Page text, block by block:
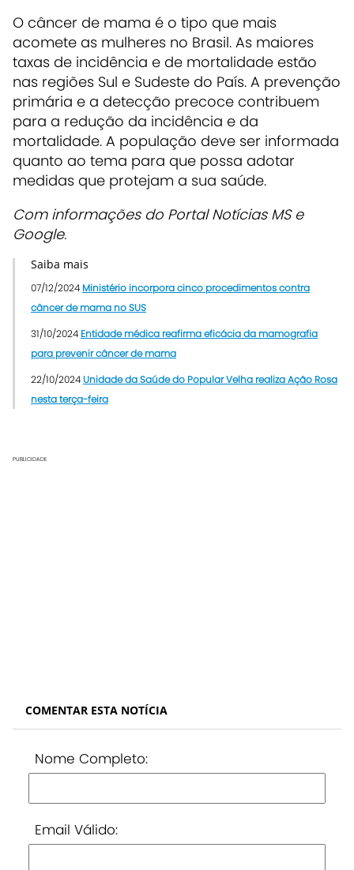
O câncer de mama é o tipo que mais
acomete as mulheres no Brasil. As maiores
taxas de incidência e de mortalidade estão
nas regiões Sul e Sudeste do País. A prevenção
primária e a detecção precoce contribuem
para a redução da incidência e da
mortalidade. A população deve ser informada
quanto ao tema para que possa adotar
medidas que protejam a sua saúde.
Com informações do Portal Notícias MS e
Google.
Saiba mais
07/12/2024 Ministério incorpora cinco procedimentos contra
câncer de mama no SUS
31/10/2024 Entidade médica reafirma eficácia da mamografia
para prevenir câncer de mama
22/10/2024 Unidade da Saúde do Popular Velha realiza Ação Rosa
nesta terça-feira
PUBLICIDADE
COMENTAR ESTA NOTÍCIA
Nome Completo:
Email Válido: